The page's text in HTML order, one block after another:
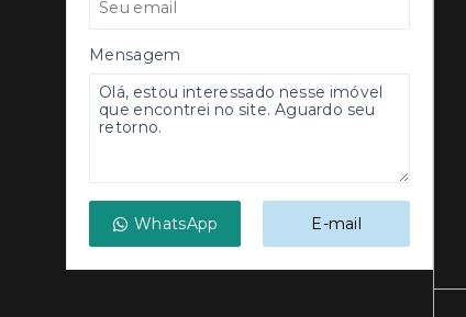
Mensagem
WhatsApp E-mail